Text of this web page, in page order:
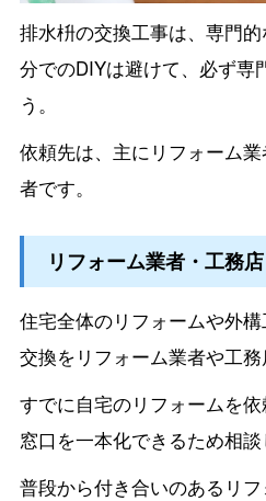
排水枡の交換工事は、専門
分でのDIYは避けて、必ず専
う。
依頼先は、主にリフォーム
者です。
リフォーム業者・工務店
住宅全体のリフォームや外
交換をリフォーム業者や工務
すでに自宅のリフォームを依
窓口を一本化できるため相談
普段から付き合いのあるリ